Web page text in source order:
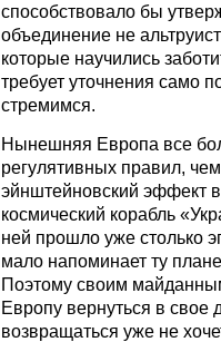
способствовало бы
объединение не
которые научились
требует уточнения само
стремимся.
Нынешняя Европа все
регулятивных правил,
эйнштейновский эффект
космический корабль
ней прошло уже столько
мало напоминает ту
Поэтому своим
Европу вернуться в свое
возвращаться уже не